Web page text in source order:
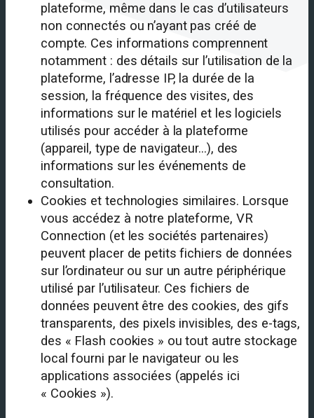
plateforme, même dans le cas d’utilisateurs
non connectés ou n’ayant pas créé de
compte. Ces informations comprennent
notamment : des détails sur l’utilisation de la
plateforme, l’adresse IP, la durée de la
session, la fréquence des visites, des
informations sur le matériel et les logiciels
utilisés pour accéder à la plateforme
(appareil, type de navigateur…), des
informations sur les événements de
consultation.
Cookies et technologies similaires. Lorsque
vous accédez à notre plateforme, VR
Connection (et les sociétés partenaires)
peuvent placer de petits fichiers de données
sur l’ordinateur ou sur un autre périphérique
utilisé par l’utilisateur. Ces fichiers de
données peuvent être des cookies, des gifs
transparents, des pixels invisibles, des e-tags,
des « Flash cookies » ou tout autre stockage
local fourni par le navigateur ou les
applications associées (appelés ici
« Cookies »).